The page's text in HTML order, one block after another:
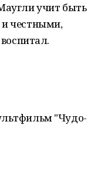
учит быть
честными,
"Чудо-